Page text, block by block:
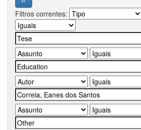
Filtros correntes: